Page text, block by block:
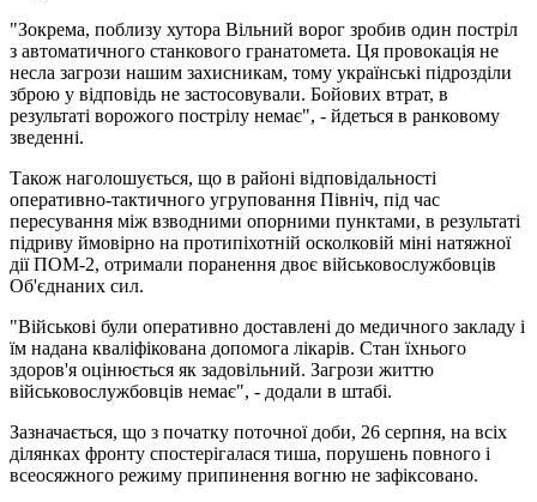
"Зокрема, поблизу хутора Вільний ворог зробив один постріл
з автоматичного станкового гранатомета. Ця провокація не
несла загрози нашим захисникам, тому українські підрозділи
зброю у відповідь не застосовували. Бойових втрат, в
результаті ворожого пострілу немає", - йдеться в ранковому
зведенні.
Також наголошується, що в районі відповідальності
оперативно-тактичного угруповання Північ, під час
пересування між взводними опорними пунктами, в результаті
підриву ймовірно на протипіхотній осколковій міні натяжної
дії ПОМ-2, отримали поранення двоє військовослужбовців
Об'єднаних сил.
"Військові були оперативно доставлені до медичного закладу і
їм надана кваліфікована допомога лікарів. Стан їхнього
здоров'я оцінюється як задовільний. Загрози життю
військовослужбовців немає", - додали в штабі.
Зазначається, що з початку поточної доби, 26 серпня, на всіх
ділянках фронту спостерігалася тиша, порушень повного і
всеосяжного режиму припинення вогню не зафіксовано.